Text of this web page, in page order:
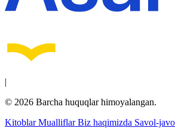
|
© 2026 Barcha huquqlar himoyalangan.
KitoblarMualliflarBiz haqimizda Savol-